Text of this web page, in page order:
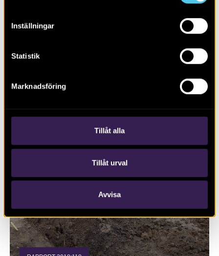
Inställningar
Statistik
Marknadsföring
Tillåt alla
Tillåt urval
Avvisa
RAPPORT 2018:115
Vägplan för sträckan Rälla–Algutsrum